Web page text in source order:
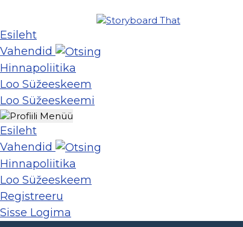
Esileht
Vahendid
Hinnapoliitika
Loo Süžeeskeem
Loo Süžeeskeemi
Esileht
Vahendid
Hinnapoliitika
Loo Süžeeskeem
Registreeru
Sisse Logima